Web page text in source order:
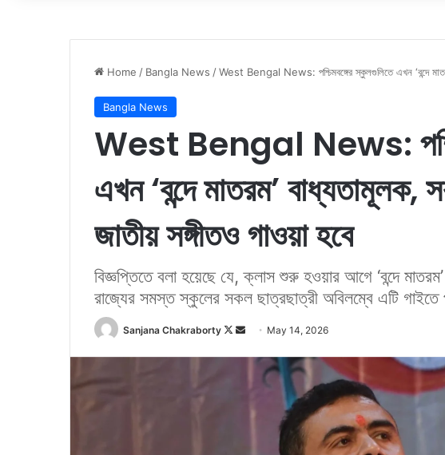
Home / Bangla News /West Bengal News: পশ্চিমবঙ্গের স্কুলগুলিতে এখন ‘বন্দে
Bangla News
West Bengal News:
এখন ‘বন্দে মাতরম’ বাধ্যতামূলক,
জাতীয় সঙ্গীতও গাওয়া হবে
বিজ্ঞপ্তিতে বলা হয়েছে যে, ক্লাস শুরু হওয়ার আগে ‘বন্দে
রাজ্যের সমস্ত স্কুলের সকল ছাত্রছাত্রী অবিলম্বে এটি গাইতে
Sanjana Chakraborty
F
d
May 14, 2026